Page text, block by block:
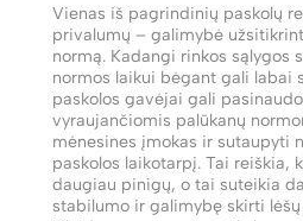
Vienas iš pagrindinių paskolų
privalumų – galimybė
normą. Kadangi rinkos sąlygos
normos laikui bėgant gali labai
paskolos gavėjai gali
vyraujančiomis palūkanų
mėnesines įmokas ir sutaupyti
paskolos laikotarpį. Tai reiškia,
daugiau pinigų, o tai suteikia
stabilumo ir galimybę skirti